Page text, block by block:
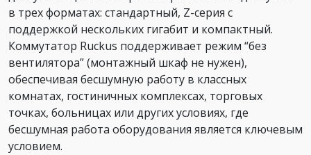
в трех форматах: стандартный, Z-серия с
поддержкой нескольких гигабит и компактный.
Коммутатор Ruckus поддерживает режим “без
вентилятора” (монтажный шкаф не нужен),
обеспечивая бесшумную работу в классных
комнатах, гостиничных комплексах, торговых
точках, больницах или других условиях, где
бесшумная работа оборудования является ключевым
условием.